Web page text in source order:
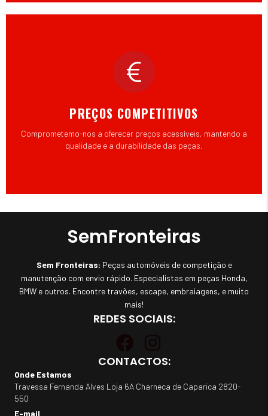
PREÇOS COMPETITIVOS
Comprometemo-nos a oferecer preços acessíveis, mantendo a
qualidade e a durabilidade das peças.
SemFronteiras
Sem Fronteiras: Peças automóveis de competição e
manutenção com envio rápido. Especialistas em peças Honda,
BMW e outros. Encontre travões, escape, embraiagens, e muito
mais!
REDES SOCIAIS:
CONTACTOS:
Onde Estamos
Travessa Fernanda Alves Loja 6A Charneca de Caparica 2820-
550
E-mail